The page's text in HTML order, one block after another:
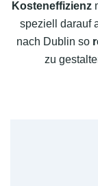
Kosteneffizienz
speziell darauf
nach Dublin so
zu